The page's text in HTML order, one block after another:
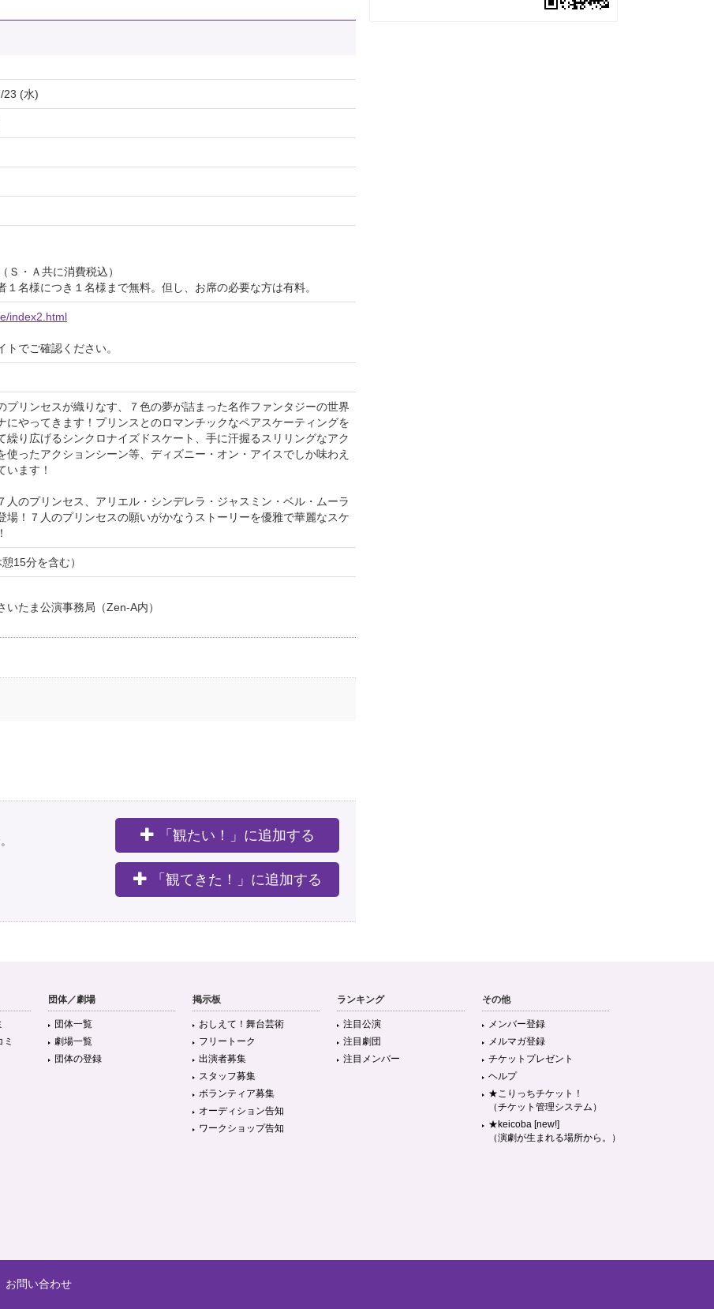
23 (水)
・Ａ共に消費税込）
名様につき１名様まで無料。但し、お席の必要な方は有料。
index2.html
でご確認ください。
プリンセスが織りなす、７色の夢が詰まった名作ファンタジーの世界
にやってきます！プリンスとのロマンチックなペアスケーティングを
繰り広げるシンクロナイズドスケート、手に汗握るスリリングなアク
使ったアクションシーン等、ディズニー・オン・アイスでしか味わえ
います！
人のプリンセス、アリエル・シンデレラ・ジャスミン・ベル・ムーラ
場！７人のプリンセスの願いがかなうストーリーを優雅で華麗なスケ
15分を含む）
たま公演事務局（Zen-A内）
「観たい！」に追加する
「観てきた！」に追加する
団体／劇場
団体一覧
劇場一覧
団体の登録
掲示板
おしえて！舞台芸術
フリートーク
出演者募集
スタッフ募集
ボランティア募集
オーディション告知
ワークショップ告知
ランキング
注目公演
注目劇団
注目メンバー
その他
メンバー登録
メルマガ登録
チケットプレゼント
ヘルプ
★こりっちチケット！
（チケット管理システム）
★keicoba [new!]
（演劇が生まれる場所から。）
お問い合わせ